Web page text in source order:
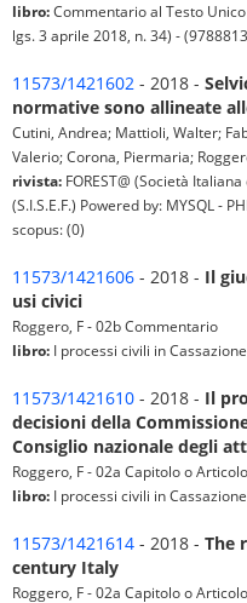
libro:Commentario al Testo
lgs. 3 aprile 2018, n. 34) -
11573/1421602 - 2018 -
normative sono allineate
Cutini, Andrea; Mattioli, Walter;
Valerio; Corona, Piermaria;
rivista: FOREST@ (Società
(S.I.S.E.F.) Powered by: MYSQL -
scopus: (0)
11573/1421606 - 2018 - Il
usi civici
Roggero, F - 02b Commentario
libro: I processi civili in
11573/1421610 - 2018 - Il
decisioni della
Consiglio nazionale degli
Roggero, F - 02a Capitolo o Articolo
libro: I processi civili in
11573/1421614 - 2018 - The
century Italy
Roggero, F - 02a Capitolo o Articolo